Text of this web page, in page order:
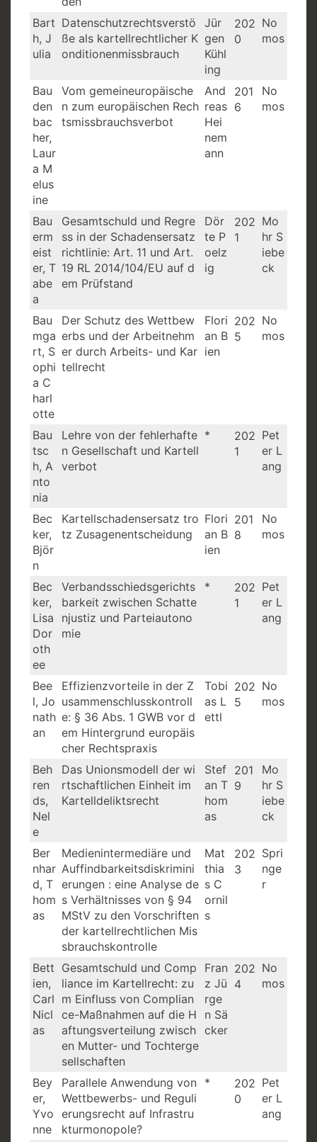
Bart
h, J
ulia
Datenschutzrechtsverstö
ße als kartellrechtlicher K
onditionenmissbrauch
Jür
gen
Kühl
ing
202
0
No
mos
Bau
den
bac
her,
Laur
a M
elus
ine
Vom gemeineuropäische
n zum europäischen Rech
tsmissbrauchsverbot
And
reas
Hei
nem
ann
201
6
No
mos
Bau
erm
eist
er, T
abe
a
Gesamtschuld und Regre
ss in der Schadensersatz
richtlinie: Art. 11 und Art.
19 RL 2014/104/EU auf d
em Prüfstand
Dör
te P
oelz
ig
202
1
Mo
hr S
iebe
ck
Bau
mga
rt, S
ophi
a C
harl
otte
Der Schutz des Wettbew
erbs und der Arbeitnehm
er durch Arbeits- und Kar
tellrecht
Flori
an B
ien
202
5
No
mos
Bau
tsc
h, A
nto
nia
Lehre von der fehlerhafte
n Gesellschaft und Kartell
verbot
*
202
1
Pet
er L
ang
Bec
ker,
Björ
n
Kartellschadensersatz tro
tz Zusagenentscheidung
Flori
an B
ien
201
8
No
mos
Bec
ker,
Lisa
Dor
oth
ee
Verbandsschiedsgerichts
barkeit zwischen Schatte
njustiz und Parteiautono
mie
*
202
1
Pet
er L
ang
Bee
l, Jo
nath
an
Effizienzvorteile in der Z
usammenschlusskontroll
e: § 36 Abs. 1 GWB vor d
em Hintergrund europäis
cher Rechtspraxis
Tobi
as L
ettl
202
5
No
mos
Beh
ren
ds,
Nel
e
Das Unionsmodell der wi
rtschaftlichen Einheit im
Kartelldeliktsrecht
Stef
an T
hom
as
201
9
Mo
hr S
iebe
ck
Ber
nhar
d, T
hom
as
Medienintermediäre und
Auffindbarkeitsdiskrimini
erungen : eine Analyse de
s Verhältnisses von § 94
MStV zu den Vorschriften
der kartellrechtlichen Mis
sbrauchskontrolle
Mat
thia
s C
ornil
s
202
3
Spri
nge
r
Bett
ien,
Carl
Nicl
as
Gesamtschuld und Comp
liance im Kartellrecht: zu
m Einfluss von Complian
ce-Maßnahmen auf die H
aftungsverteilung zwisch
en Mutter- und Tochterge
sellschaften
Fran
z Jü
rge
n Sä
cker
202
4
No
mos
Bey
er,
Yvo
nne
Parallele Anwendung von
Wettbewerbs- und Reguli
erungsrecht auf Infrastru
kturmonopole?
*
202
0
Pet
er L
ang